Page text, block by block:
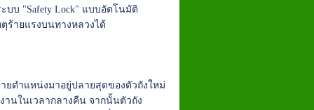
บ "Safety Lock" แบบอัตโนมัติ
ร้ายแรงบนทางหลวงได้
ยตำแหน่งมาอยู่ปลายสุดของตัวถังใหม่
นในเวลากลางคืน จากนั้นตัวถัง